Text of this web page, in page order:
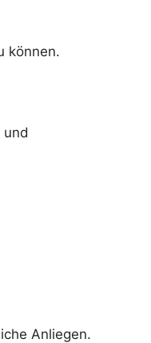
können.
und
Anliegen.